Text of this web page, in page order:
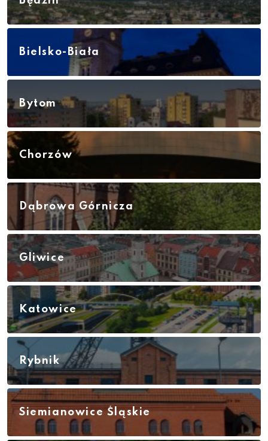
Bielsko-Biała
Bytom
Chorzów
Dąbrowa Górnicza
Gliwice
Katowice
Rybnik
Siemianowice Śląskie